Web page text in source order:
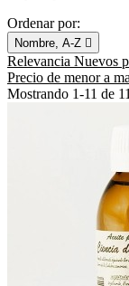
Ordenar por:
Nombre, A-Z 
Relevancia Nuevos
Precio de menor a
Mostrando 1-11 de